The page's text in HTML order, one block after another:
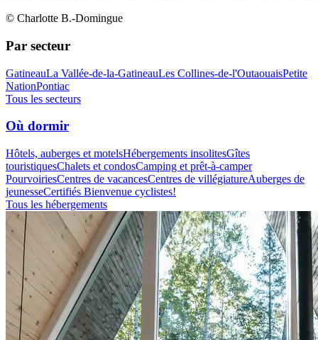
© Charlotte B.-Domingue
Par secteur
GatineauLa Vallée-de-la-GatineauLes Collines-de-l'OutaouaisPetite
NationPontiac
Tous les secteurs
Où dormir
Hôtels, auberges et motelsHébergements insolitesGîtes
touristiquesChalets et condosCamping et prêt-à-camper
PourvoiriesCentres de vacancesCentres de villégiatureAuberges de
jeunesseCertifiés Bienvenue cyclistes!
Tous les hébergements